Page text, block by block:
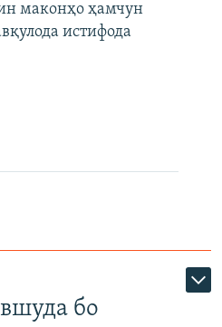
маконҳо ҳамчун
истифода
бо